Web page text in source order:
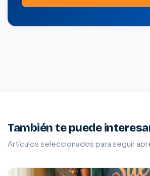
También te puede
Artículos seleccionados para seguir